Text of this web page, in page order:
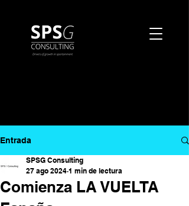
Entrada
Comienza LA VUELTA
SPSG Consulting
27 ago 2024 1 min de lectura